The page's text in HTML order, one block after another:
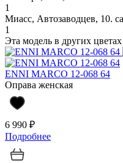
1
Миасс, Автозаводцев, 10.
1
Эта модель в других цветах
ENNI MARCO 12-068 64
Оправа женская
6 990 ₽
Подробнее